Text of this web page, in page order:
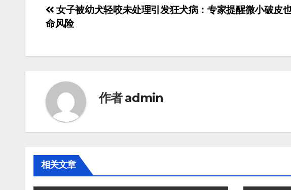
女子被幼犬轻咬未处理引发狂犬病：专家提醒微小破皮
命风险
作者admin
相关文章